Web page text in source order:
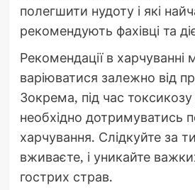
полегшити нудоту і які
рекомендують фахівці та
Рекомендації в харчуванні
варіюватися залежно від
Зокрема, під час токсикозу
необхідно дотримуватись
харчування. Слідкуйте за
вживаєте, і уникайте
гострих страв.